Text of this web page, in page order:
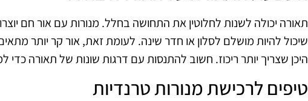
תאורה יכולה לשנות לחלוטין את התחושה בחלל. מנורות עם אור חם
שיכול להיות מושלם לסלון או חדר שינה. לעומת זאת, אור קר יותר
היכן שצריך יותר ריכוז. חשוב להתנסות עם דרגות שונות של תאורה כדי
טיפים לרכישת מנורות טרנדיות